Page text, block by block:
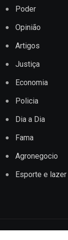
Poder
Opinião
Artigos
Justiça
Economia
Policia
Dia a Dia
Fama
Agronegocio
Esporte e lazer